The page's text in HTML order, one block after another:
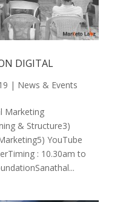
DIGITAL
| News & Events
Marketing
& Structure3)
YouTube
: 10.30am to